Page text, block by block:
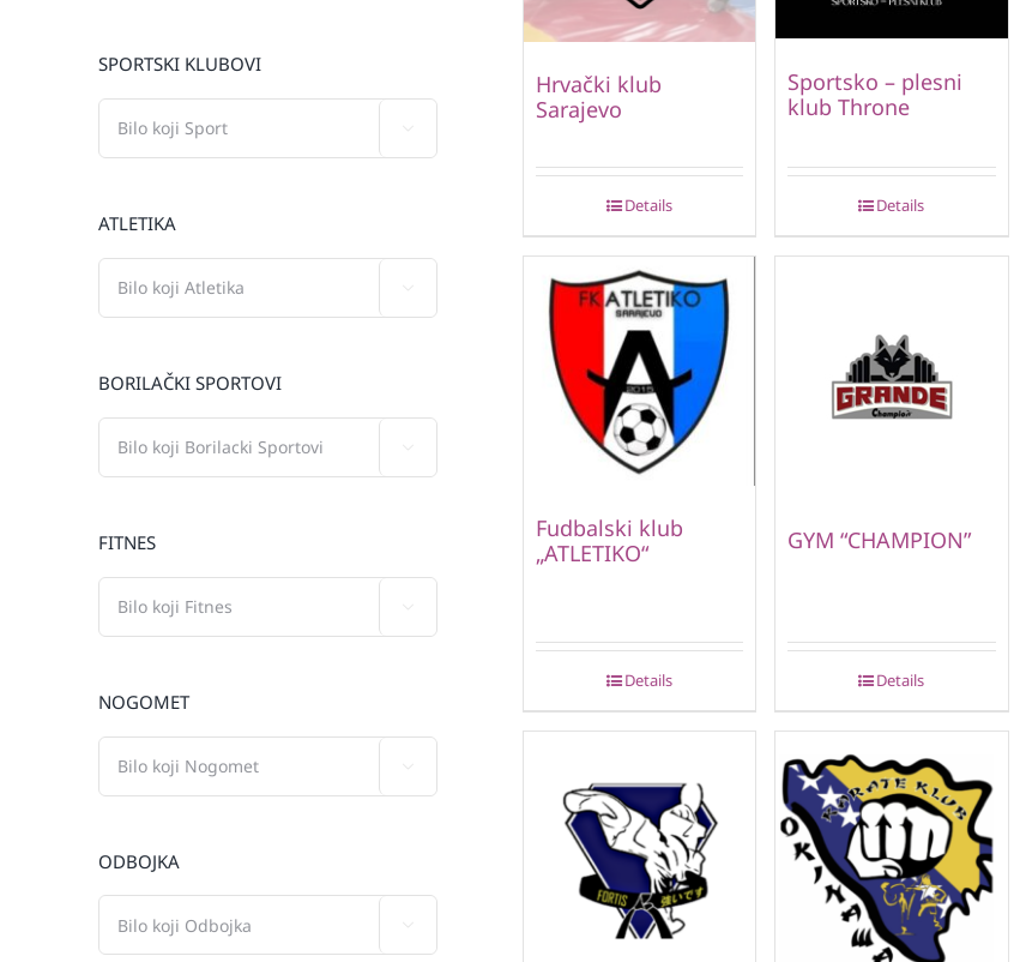
Hrvački klub
Sarajevo
Details
Sportsko – plesni
klub Throne
Details
Fudbalski klub
„ATLETIKO“
Details
GYM “CHAMPION”
Details
SPORTSKI KLUBOVI
ATLETIKA
BORILAČKI SPORTOVI
FITNES
NOGOMET
ODBOJKA